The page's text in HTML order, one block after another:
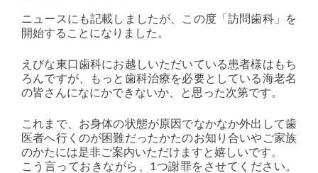
ニュースにも記載しましたが、この度「訪問歯科」を
開始することになりました。
えびな東口歯科にお越しいただいている患者様はもち
ろんですが、もっと歯科治療を必要としている海老名
の皆さんになにかできないか、と思った次第です。
これまで、お身体の状態が原因でなかなか外出して歯
医者へ行くのが困難だったかたのお知り合いやご家族
のかたには是非ご案内いただけますと嬉しいです。
こう言っておきながら、1つ謝罪をさせてください。